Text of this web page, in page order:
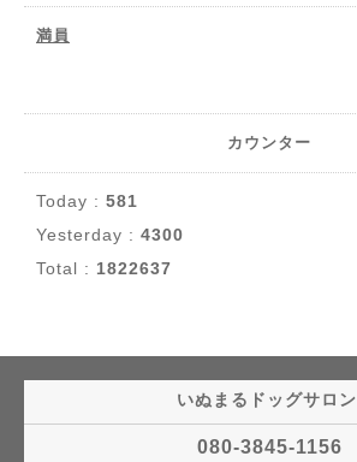
満員
カウンター
Today : 581
Yesterday : 4300
Total : 1822637
いぬまるドッグサロン
080-3845-1156